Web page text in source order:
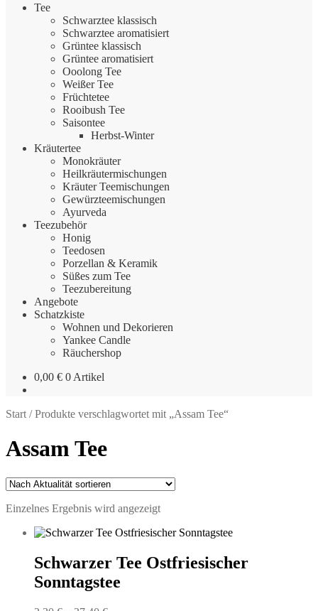
Tee
Schwarztee klassisch
Schwarztee aromatisiert
Grüntee klassisch
Grüntee aromatisiert
Ooolong Tee
Weißer Tee
Früchtetee
Rooibush Tee
Saisontee
Herbst-Winter
Kräutertee
Monokräuter
Heilkräutermischungen
Kräuter Teemischungen
Gewürzteemischungen
Ayurveda
Teezubehör
Honig
Teedosen
Porzellan & Keramik
Süßes zum Tee
Teezubereitung
Angebote
Schatzkiste
Wohnen und Dekorieren
Yankee Candle
Räuchershop
0,00 € 0 Artikel
Start /Produkte verschlagwortet mit „Assam Tee“
Assam Tee
Einzelnes Ergebnis wird angezeigt
Schwarzer Tee Ostfriesischer
Sonntagstee